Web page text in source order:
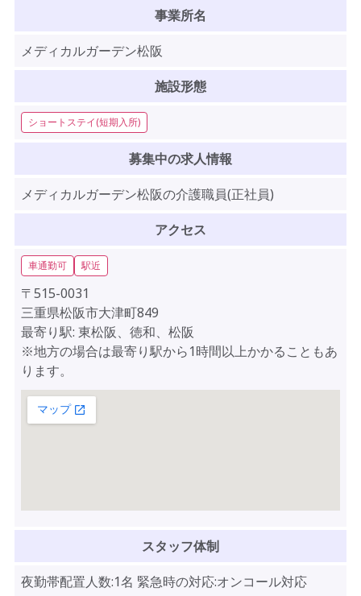
事業所名
メディカルガーデン松阪
施設形態
ショートステイ(短期入所)
募集中の求人情報
メディカルガーデン松阪の介護職員(正社員)
アクセス
車通勤可 駅近
〒515-0031
三重県松阪市大津町849
最寄り駅: 東松阪、徳和、松阪
※地方の場合は最寄り駅から1時間以上かかることもあ
ります。
スタッフ体制
夜勤帯配置人数:1名 緊急時の対応:オンコール対応